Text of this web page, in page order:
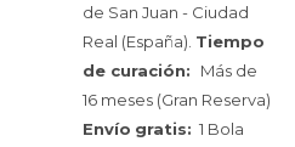
de San Juan - Ciudad
Real (España). Tiempo
de curación: Más de
16 meses (Gran Reserva)
Envío gratis: 1 Bola